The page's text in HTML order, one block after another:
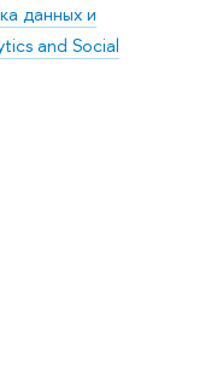
данных и
and Social